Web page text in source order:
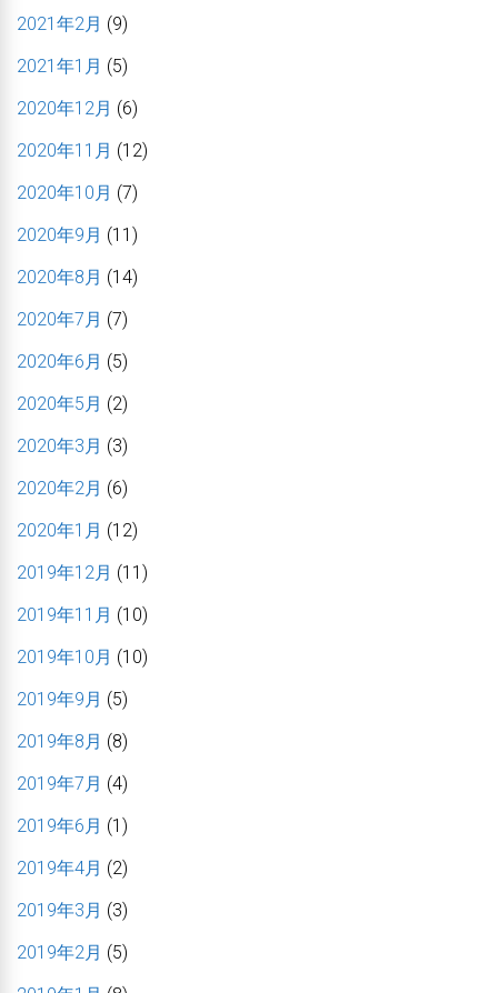
2021年2月 (9)
2021年1月 (5)
2020年12月 (6)
2020年11月 (12)
2020年10月 (7)
2020年9月 (11)
2020年8月 (14)
2020年7月 (7)
2020年6月 (5)
2020年5月 (2)
2020年3月 (3)
2020年2月 (6)
2020年1月 (12)
2019年12月 (11)
2019年11月 (10)
2019年10月 (10)
2019年9月 (5)
2019年8月 (8)
2019年7月 (4)
2019年6月 (1)
2019年4月 (2)
2019年3月 (3)
2019年2月 (5)